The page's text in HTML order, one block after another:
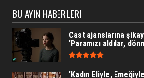
BU AYIN HABERLERI
Cast ajanslarına
'Paramızı aldılar,
'Kadın Eliyle,